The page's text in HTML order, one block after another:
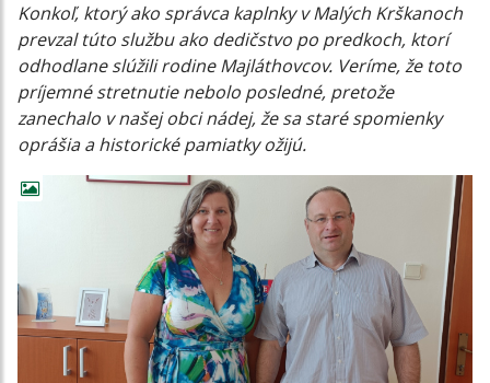
Konkoľ, ktorý ako správca kaplnky v Malých Krškanoch
prevzal túto službu ako dedičstvo po predkoch, ktorí
odhodlane slúžili rodine Majláthovcov. Veríme, že toto
príjemné stretnutie nebolo posledné, pretože
zanechalo v našej obci nádej, že sa staré spomienky
oprášia a historické pamiatky ožijú.